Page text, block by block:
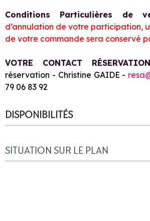
Conditions Particulières de
d’annulation de votre participation,
de votre commande sera conservé
VOTRE CONTACT
réservation - Christine GAIDE -
79 06 83 92
DISPONIBILITÉS
SITUATION SUR LE PLAN